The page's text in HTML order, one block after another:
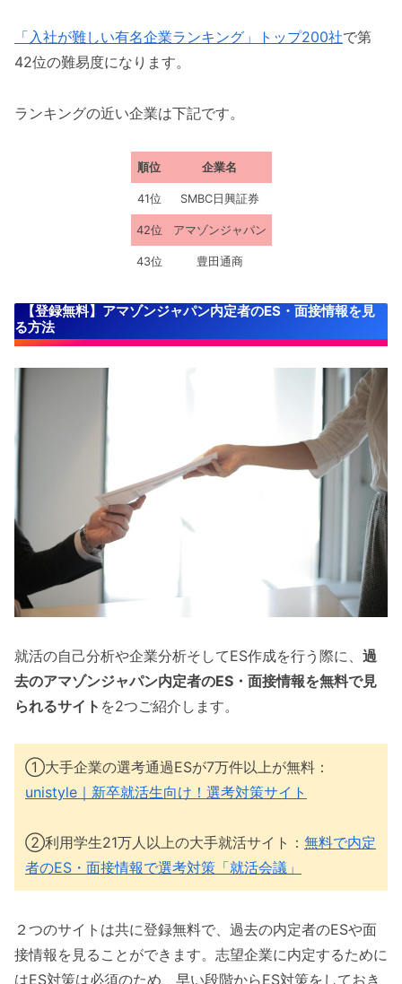
「入社が難しい有名企業ランキング」トップ200社で第
42位の難易度になります。
ランキングの近い企業は下記です。
順位 企業名
41位 SMBC日興証券
42位 アマゾンジャパン
43位 豊田通商
【登録無料】アマゾンジャパン内定者のES・面接情報を見
る方法
就活の自己分析や企業分析そしてES作成を行う際に、 過
去のアマゾンジャパン内定者のES・面接情報を無料で見
られるサイト を2つご紹介します。
①大手企業の選考通過ESが7万件以上が無料：
unistyle｜新卒就活生向け！選考対策サイト
②利用学生21万人以上の大手就活サイト： 無料で内定
者のES・面接情報で選考対策「就活会議」
２つのサイトは共に登録無料で、過去の内定者のESや面
接情報を見ることができます。志望企業に内定するために
はES対策は必須のため、早い段階からES対策をしておき